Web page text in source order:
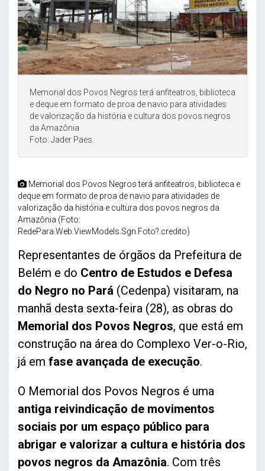
Memorial dos Povos Negros terá anfiteatros, biblioteca
e deque em formato de proa de navio para atividades
de valorização da história e cultura dos povos negros
da Amazônia
Foto: Jader Paes
Memorial dos Povos Negros terá anfiteatros, biblioteca e
deque em formato de proa de navio para atividades de
valorização da história e cultura dos povos negros da
Amazônia (Foto:
RedePara.Web.ViewModels.Sgn.Foto?.credito)
Representantes de órgãos da Prefeitura de
Belém e do Centro de Estudos e Defesa
do Negro no Pará (Cedenpa) visitaram, na
manhã desta sexta-feira (28), as obras do
Memorial dos Povos Negros, que está em
construção na área do Complexo Ver-o-Rio,
já em fase avançada de execução.
O Memorial dos Povos Negros é uma
antiga reivindicação de movimentos
sociais por um espaço público para
abrigar e valorizar a cultura e história dos
povos negros da Amazônia. Com três